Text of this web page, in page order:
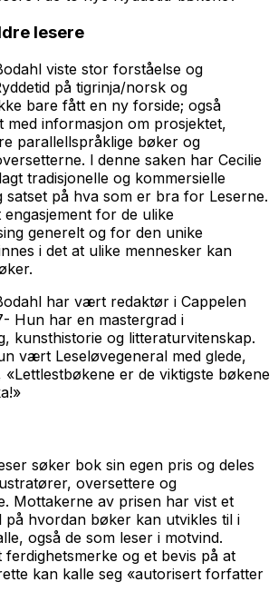
lesere
viste stor forståelse og
på tigrinja/norsk og
bare fått en ny forside; også
med informasjon om prosjektet,
parallellspråklige bøker og
l denne saken har Cecilie
tradisjonelle og kommersielle
satset på hva som er bra for Leserne.
for de ulike
generelt og for den unike
i det at ulike mennesker kan
har vært redaktør i Cappelen
Hun har en mastergrad i
kunsthistorie og litteraturvitenskap.
vært Leseløvegeneral med glede,
er de viktigste bøkene
søker bok sin egen pris og deles
oversettere og
Mottakerne av prisen har vist et
på hvordan bøker kan utvikles til i
også de som leser i motvind.
og et bevis på at
kan kalle seg «autorisert forfatter